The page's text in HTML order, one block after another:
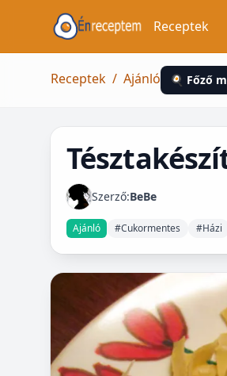
Receptek
Receptek / Ajánló 🍳 Főző
Szerző:BeBe
Ajánló #Cukormentes #Házi